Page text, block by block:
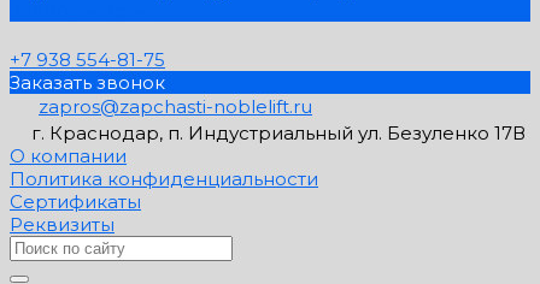
+7 938 554-81-75
Заказать звонок
zapros@zapchasti-noblelift.ru
г. Краснодар, п. Индустриальный ул. Безуленко 17В
О компании
Политика конфиденциальности
Сертификаты
Реквизиты